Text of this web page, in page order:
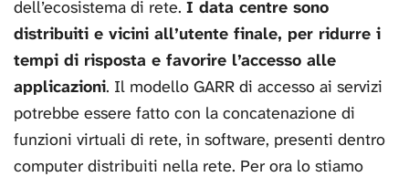
dell’ecosistema di rete. I data centre sono
distribuiti e vicini all’utente finale, per ridurre i
tempi di risposta e favorire l’accesso alle
applicazioni. Il modello GARR di accesso ai servizi
potrebbe essere fatto con la concatenazione di
funzioni virtuali di rete, in software, presenti dentro
computer distribuiti nella rete. Per ora lo stiamo